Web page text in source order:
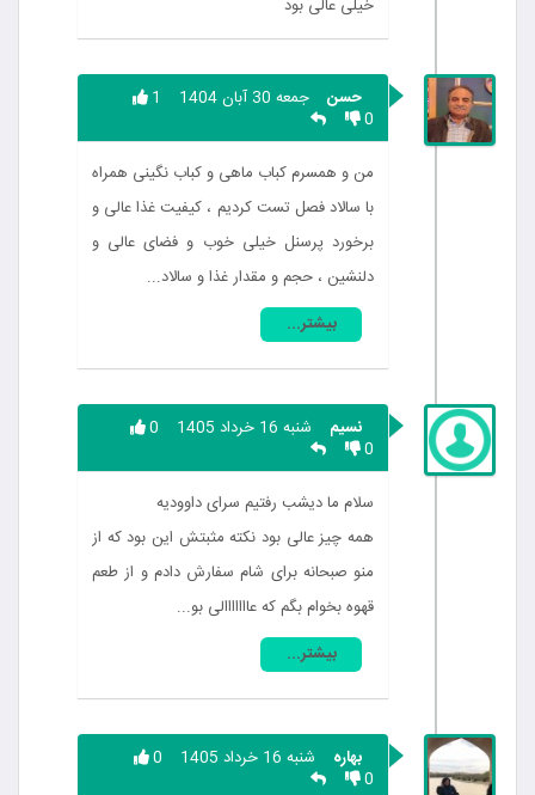
خیلی عالی بود
حسن جمعه 30 آبان 1404
1
0
من و همسرم کباب ماهی و کباب نگینی همراه
با سالاد فصل تست کردیم ، کیفیت غذا عالی و
برخورد پرسنل خیلی خوب و فضای عالی و
دلنشین ، حجم و مقدار غذا و سالاد...
بیشتر...
نسيم شنبه 16 خرداد 1405
0
0
سلام ما دیشب رفتیم سرای داوودیه
همه چیز عالی بود نکته مثبتش این بود که از
منو صبحانه برای شام سفارش دادم و از طعم
قهوه بخوام بگم که عااااااالی بو...
بیشتر...
بهاره شنبه 16 خرداد 1405
0
0